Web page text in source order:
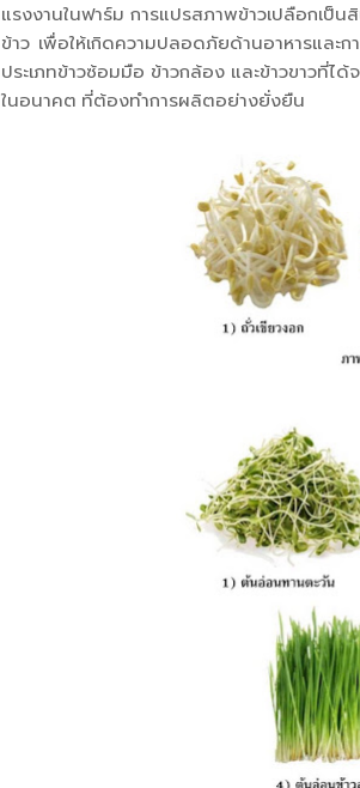
แรงงานในฟาร์ม การแปรสภาพข้าวเปลือกเป็น
ข้าว เพื่อให้เกิดความปลอดภัยด้านอาหารแล
ประเภทข้าวซ้อมมือ ข้าวกล้อง และข้าวขาวที่
ในอนาคต ที่ต้องทำการผลิตอย่างยั่งยืน